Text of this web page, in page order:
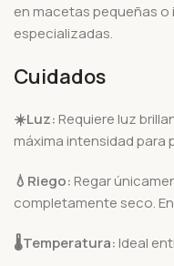
en macetas pequeñas
especializadas.
Cuidados
☀️Luz: Requiere luz
máxima intensidad para
💧 Riego: Regar
completamente seco.
🌡️Temperatura: Ideal